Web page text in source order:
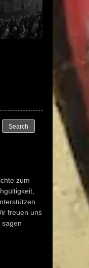
zum
freuen uns
sagen